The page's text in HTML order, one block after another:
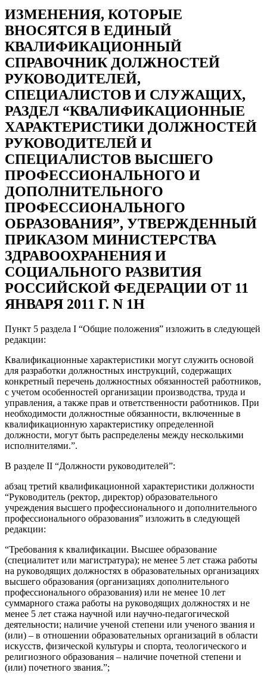
ИЗМЕНЕНИЯ, КОТОРЫЕ
ВНОСЯТСЯ В ЕДИНЫЙ
КВАЛИФИКАЦИОННЫЙ
СПРАВОЧНИК ДОЛЖНОСТЕЙ
РУКОВОДИТЕЛЕЙ,
СПЕЦИАЛИСТОВ И СЛУЖАЩИХ,
РАЗДЕЛ “КВАЛИФИКАЦИОННЫЕ
ХАРАКТЕРИСТИКИ ДОЛЖНОСТЕЙ
РУКОВОДИТЕЛЕЙ И
СПЕЦИАЛИСТОВ ВЫСШЕГО
ПРОФЕССИОНАЛЬНОГО И
ДОПОЛНИТЕЛЬНОГО
ПРОФЕССИОНАЛЬНОГО
ОБРАЗОВАНИЯ”, УТВЕРЖДЕННЫЙ
ПРИКАЗОМ МИНИСТЕРСТВА
ЗДРАВООХРАНЕНИЯ И
СОЦИАЛЬНОГО РАЗВИТИЯ
РОССИЙСКОЙ ФЕДЕРАЦИИ ОТ 11
ЯНВАРЯ 2011 Г. N 1Н
Пункт 5 раздела I “Общие положения” изложить в следующей
редакции:
Квалификационные характеристики могут служить основой
для разработки должностных инструкций, содержащих
конкретный перечень должностных обязанностей работников,
с учетом особенностей организации производства, труда и
управления, а также прав и ответственности работников. При
необходимости должностные обязанности, включенные в
квалификационную характеристику определенной
должности, могут быть распределены между несколькими
исполнителями.”.
В разделе II “Должности руководителей”:
абзац третий квалификационной характеристики должности
“Руководитель (ректор, директор) образовательного
учреждения высшего профессионального и дополнительного
профессионального образования” изложить в следующей
редакции:
“Требования к квалификации. Высшее образование
(специалитет или магистратура); не менее 5 лет стажа работы
на руководящих должностях в образовательных организациях
высшего образования (организациях дополнительного
профессионального образования) или не менее 10 лет
суммарного стажа работы на руководящих должностях и не
менее 5 лет стажа научной или научно-педагогической
деятельности; наличие ученой степени или ученого звания и
(или) – в отношении образовательных организаций в области
искусств, физической культуры и спорта, теологического и
религиозного образования – наличие почетной степени и
(или) почетного звания.”;